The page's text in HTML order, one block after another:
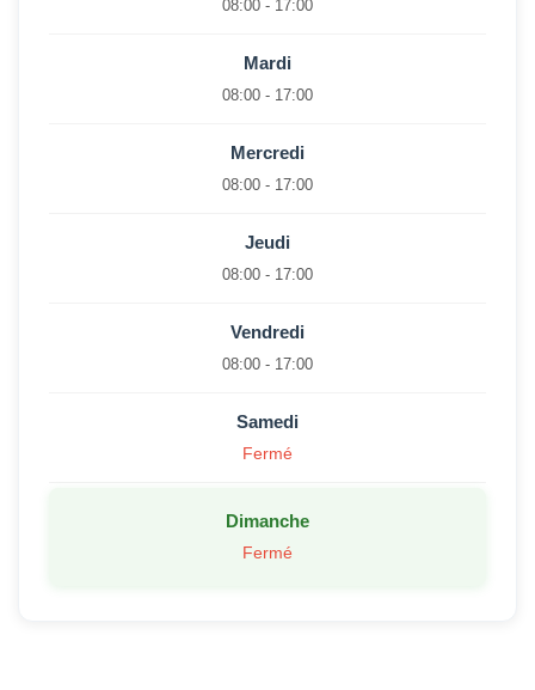
08:00 - 17:00
Mardi
08:00 - 17:00
Mercredi
08:00 - 17:00
Jeudi
08:00 - 17:00
Vendredi
08:00 - 17:00
Samedi
Fermé
Dimanche
Fermé